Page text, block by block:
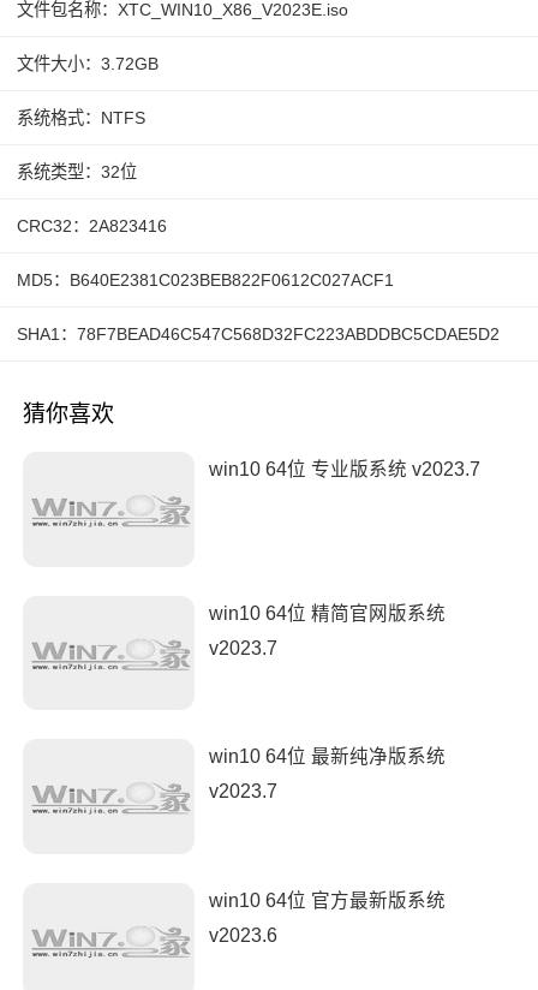
文件包名称：XTC_WIN10_X86_V2023E.iso
文件大小：3.72GB
系统格式：NTFS
系统类型：32位
CRC32：2A823416
MD5：B640E2381C023BEB822F0612C027ACF1
SHA1：78F7BEAD46C547C568D32FC223ABDDBC5CDAE5D2
猜你喜欢
win10 64位 专业版系统 v2023.7
win10 64位 精简官网版系统
v2023.7
win10 64位 最新纯净版系统
v2023.7
win10 64位 官方最新版系统
v2023.6